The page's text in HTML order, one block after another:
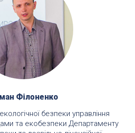
Філоненко
безпеки управління
та екобезпеки Департаменту